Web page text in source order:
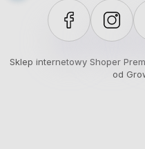
Sklep internetowy Shoper
od